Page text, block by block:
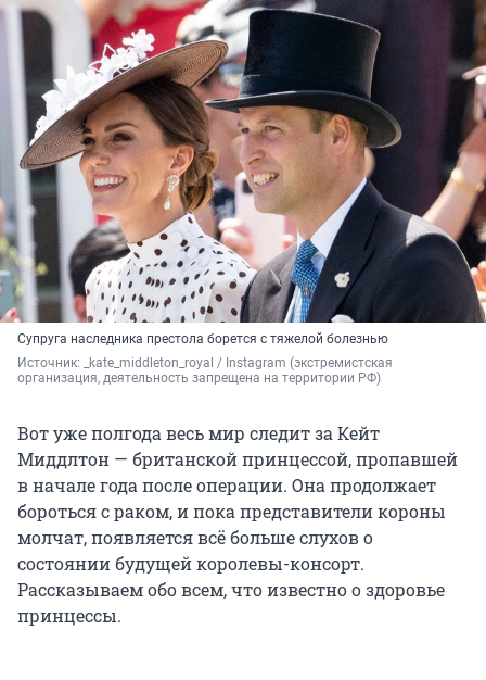
Супруга наследника престола борется с тяжелой болезнью
Источник:
_kate_middleton_royal / Instagram (экстремистская
организация, деятельность запрещена на территории РФ)
Вот уже полгода весь мир следит за Кейт
Миддлтон — британской принцессой, пропавшей
в начале года после операции. Она продолжает
бороться с раком, и пока представители короны
молчат, появляется всё больше слухов о
состоянии будущей королевы-консорт.
Рассказываем обо всем, что известно о здоровье
принцессы.